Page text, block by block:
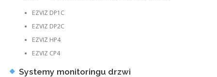
EZVIZ DP1C
EZVIZ DP2C
EZVIZ HP4
EZVIZ CP4
Systemy monitoringu drzwi